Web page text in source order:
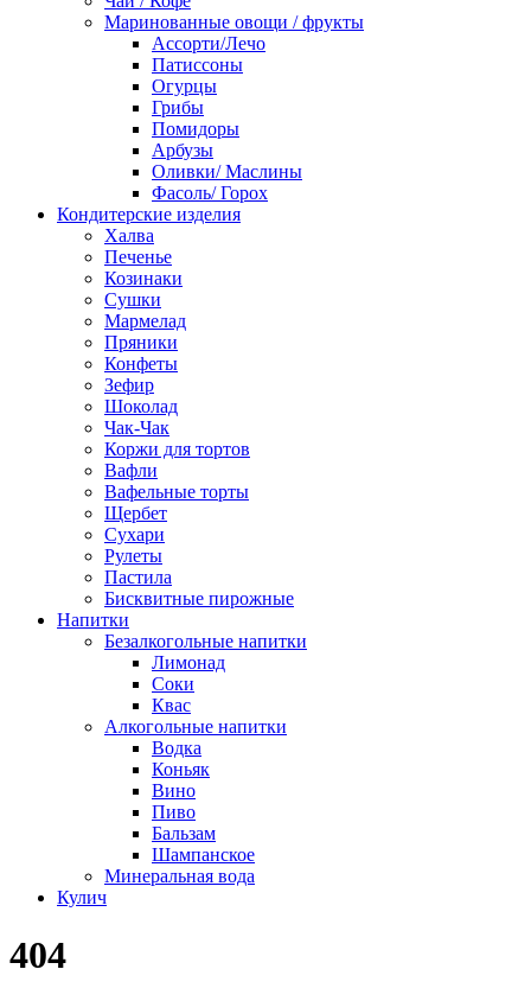
Маринованные овощи / фрукты
Ассорти/Лечо
Патиссоны
Огурцы
Грибы
Помидоры
Арбузы
Оливки/ Маслины
Фасоль/ Горох
Кондитерские изделия
Халва
Печенье
Козинаки
Сушки
Мармелад
Пряники
Конфеты
Зефир
Шоколад
Чак-Чак
Коржи для тортов
Вафли
Вафельные торты
Щербет
Сухари
Рулеты
Пастила
Бисквитные пирожные
Напитки
Безалкогольные напитки
Лимонад
Соки
Квас
Алкогольные напитки
Водка
Коньяк
Вино
Пиво
Бальзам
Шампанское
Минеральная вода
Кулич
404